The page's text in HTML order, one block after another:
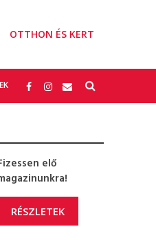
OTTHON ÉS KERT
elő
RÉSZLETEK